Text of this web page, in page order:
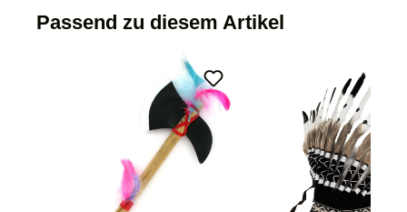
Passend zu diesem Artikel